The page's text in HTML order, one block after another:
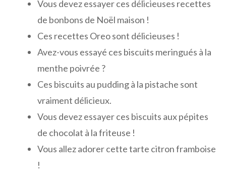
Vous devez essayer ces délicieuses recettes
de bonbons de Noël maison !
Ces recettes Oreo sont délicieuses !
Avez-vous essayé ces biscuits meringués à la
menthe poivrée ?
Ces biscuits au pudding à la pistache sont
vraiment délicieux.
Vous devez essayer ces biscuits aux pépites
de chocolat à la friteuse !
Vous allez adorer cette tarte citron framboise
!